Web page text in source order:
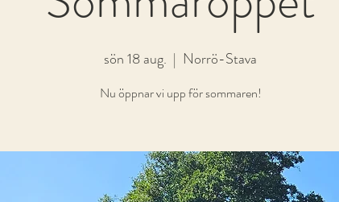
sön 18 aug.
  |
Norrö-Stava
Nu öppnar vi upp för sommaren!